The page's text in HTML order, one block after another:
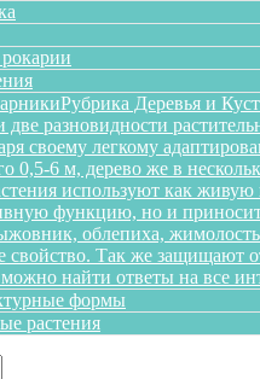
Рубрика Деревья и
две разновидности
своему легкому
0,5-6 м, дерево же в
используют как живую
функцию, но и
облепиха,
свойство. Так же защищают
можно найти ответы на все
формы
растения